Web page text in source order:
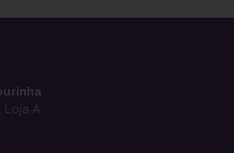
Loja A